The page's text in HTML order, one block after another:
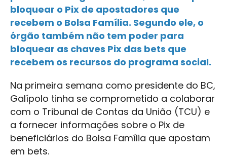
bloquear o Pix de apostadores que
recebem o Bolsa Família. Segundo ele, o
órgão também não tem poder para
bloquear as chaves Pix das bets que
recebem os recursos do programa social.
Na primeira semana como presidente do BC,
Galípolo tinha se comprometido a colaborar
com o Tribunal de Contas da União (TCU) e
a fornecer informações sobre o Pix de
beneficiários do Bolsa Família que apostam
em bets.